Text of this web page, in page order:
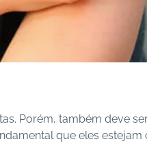
Porém, também deve
que eles